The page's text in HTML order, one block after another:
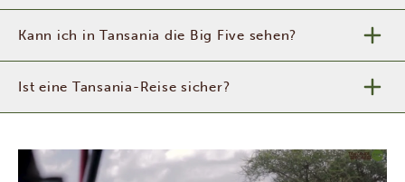
Kann ich in Tansania die Big Five sehen?
Ist eine Tansania-Reise sicher?